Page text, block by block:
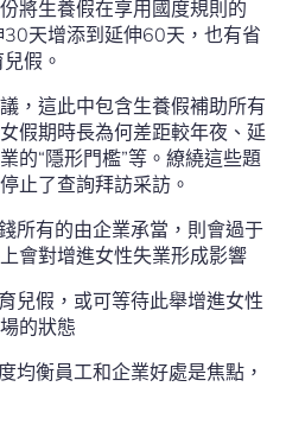
將生養假在享用國度規則的
天增添到延伸60天，也有省
假。
，這此中包含生養假補助所有
假期時長為何差距較年夜、延
的“隱形門檻”等。繚繞這些題
止了查詢拜訪采訪。
所有的由企業承當，則會過于
會對增進女性失業形成影響
兒假，或可等待此舉增進女性
的狀態
均衡員工和企業好處是焦點，